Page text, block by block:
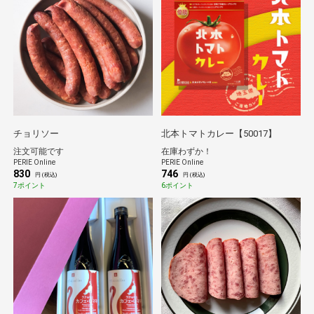
チョリソー
注文可能です
PERIE Online
830 円 (税込)
7ポイント
北本トマトカレー【50017】
在庫わずか！
PERIE Online
746 円 (税込)
6ポイント